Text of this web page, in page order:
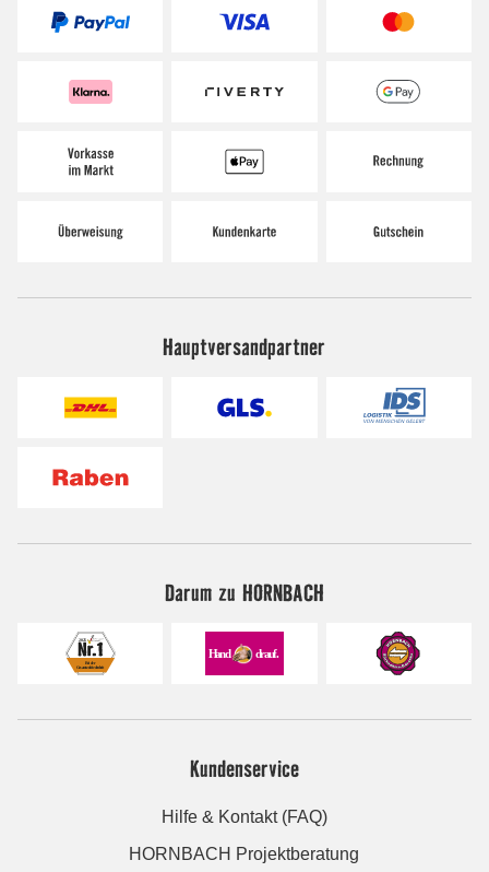
Hauptversandpartner
Darum zu HORNBACH
Kundenservice
Hilfe & Kontakt (FAQ)
HORNBACH Projektberatung